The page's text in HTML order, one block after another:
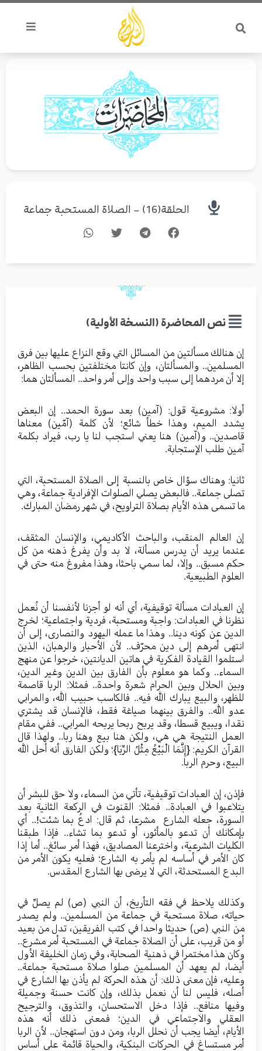
تخطي
المحتوى
الحلقة(16) – الصلاة المستحبة جماعة
نص المحاضرة (النسخة الأولية)
إن هنالك مسألتين من المسائل التي وقع النزاع عليها بين فرق
المسلمين.. والمسألتان، وإن كانتا مختلفتين بحسب الظاهر،
إلا أن مردهما إلى سبب واحد وإلى أمر واحد.. المسألتان هما:
أولا: مشروعية قول: (آمين) بعد سورة الحمد.. إن البعض
يشدد الميم، وهذا خطأ شائع؛ لأن كلمة (آمّين) معناها
قاصدين.. و(آمين) هنا يعني استجب لنا يا رب، فيراد بكلمة
آمين طلب الإستجابة.
ثانيا: وهناك سؤال خاص بالنسبة إلى الصلاة المستحبة، التي
تصلى جماعة.. فالبعض يصلي الصلوات الإفرادية جماعة، وهي
ما تسمى هذه الأيام بصلاة التراويح، في شهر رمضان المبارك.
إن العالم المنقب، والباحث الأكاديمي، والإنسان المثقف،
عندما يريد أن يدرس مسألة، لا بد وأن يفرغ ذهنه من كل
حكم مسبق.. وإلا، لما سمي باحثا، وهذا مفروغ منه حتى في
العلوم الطبيعية.
إن العبادات مسألة توقيفية، أي أنه لو أجزنا لأنفسنا أن نُعمل
نظرنا في العبادات: واجبة ومستحبة، فردية واجتماعية؛ لخرج
الدين عن كونه دينا.. وهذا ما عمله اليهود والنصارى، إلى أن
انتهى أمرهم إلى دين محرّف.. لأن الأحبار والرهبان، الذين
استلموا القيادة الفكرية في هاتين الديانتين، خرجوا عن منهج
السماء.. وكما هو معلوم بأن الفارق بين الدين وغير الدين،
وبين الحلال وبين الحرام شعرة واحدة.. فمثلا: الربا قاصمة
للظهر، والبيع يبارك الله فيه.. فالكاسب حبيب الله، والمرابي
عدو الله.. والفرق بينهما صياغة فقط، فالإنسان قد يشتري
نقدا، ويبيع قسطا، وقد يربح ربحا يربحه المرابي.. ففي مقام
العمل النتيجة هي هي، ولكن هنا بيع وهنا ربا.. ولهذا قال
القرآن الكريم: {إِنَّمَا الْبَيْعُ مِثْلُ الرِّبَا}؛ ولكن الفارق أنه أحل الله
البيع، وحرم الربا.
فإذن، إن العبادات توقيفية، تأتي من السماء، ولا حق للبشر أن
يتلاعبوا في العبادة.. فمثلا: القنوت في الركعة الثانية بعد
السورة، جعله الشارع مشرعا، ثم قال: ادعُ بما شئت!.. أي
بإمكانك أن تدعو بالمأثور، أو تدعو بما تشاء.. فإذا طبقنا
الكليات الشرعية، واخترعنا المصاديق، فهذا أمر سائغ.. أما إذا
كان الأمر في أساسه لم يأمر به الشارع؛ فعليه يكون الأمر من
البدع المستحدثة، التي لا يرضى بها الشارع المقدس.
وكذلك يلاحظ في فقه التأريخ، أن النبي (ص) لم يصلِّ في
حياته، صلاة مستحبة في جماعة من المسلمين.. ولم يصدر
من النبي (ص) حديثا واحدا في كتب الفريقين، تدل من بعيد
أو من قريب، على أن الصلاة جماعة في المستحبة أمر مشرع..
وكان هذا مختمرا في ذهنية الصحابة، وفي زمان الخليفة الأول
أيضا، لم يعهد أن المسلمين صلوا صلاة مستحبة جماعة..
وعليه، فإن معنى ذلك: أن هذه الحركة لم يأذن بها الشارع في
أصله، فليس لنا أن نعمل بذلك، وإن كانت حسنة وجميلة
وفيها منافع.. فإذا دخل الاستحسان، والتذوق، والترجيح
العقلي والاجتماعي في الدين؛ فمعنى ذلك أنه هذه
الأيام، أيضا يجب أن نحلل الربا، ومن دون استهجان.. لأن الربا
أمر مستساغ في الحركات البنكية، والحياة قائمة على أساس